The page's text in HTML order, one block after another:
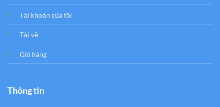
Tải khoản của tôi
Tải về
Giỏ hàng
Thông tin